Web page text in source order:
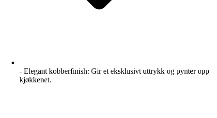
- Elegant kobberfinish: Gir et eksklusivt uttrykk og pynter opp
kjøkkenet.